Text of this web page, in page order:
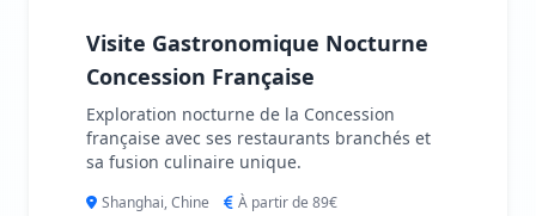
Visite Gastronomique Nocturne
Concession Française
Exploration nocturne de la Concession
française avec ses restaurants branchés et
sa fusion culinaire unique.
Shanghai, Chine À partir de 89€